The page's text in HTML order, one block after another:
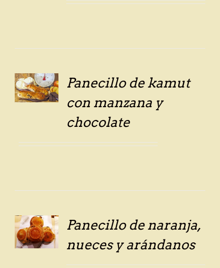
Panecillo de kamut
con manzana y
chocolate
Panecillo de naranja,
nueces y arándanos